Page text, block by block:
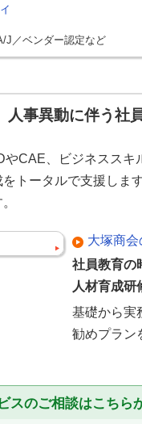
J／ベンダー認定など
人事異動に伴う社
やCAE、ビジネスス
トータルで支援しま
大塚商
社員教育の
人材育成研
基礎から実
勧めプラン
スのご相談はこちら